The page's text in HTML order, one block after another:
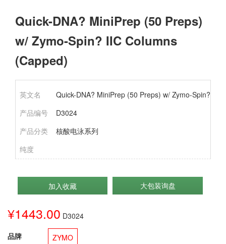
Quick-DNA? MiniPrep (50 Preps)
w/ Zymo-Spin? IIC Columns
(Capped)
英文名
Quick-DNA? MiniPrep (50 Preps) w/ Zymo-Spin? IIC
产品编号
D3024
产品分类
核酸电泳系列
纯度
加入收藏 大包装询盘
¥1443.00 D3024
品牌
ZYMO